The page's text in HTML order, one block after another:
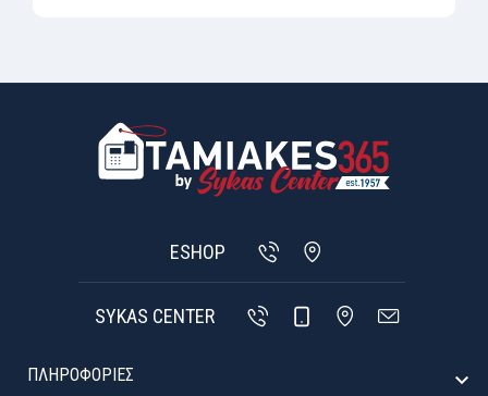
ESHOP
SYKAS CENTER
ΠΛΗΡΟΦΟΡΙΕΣ 